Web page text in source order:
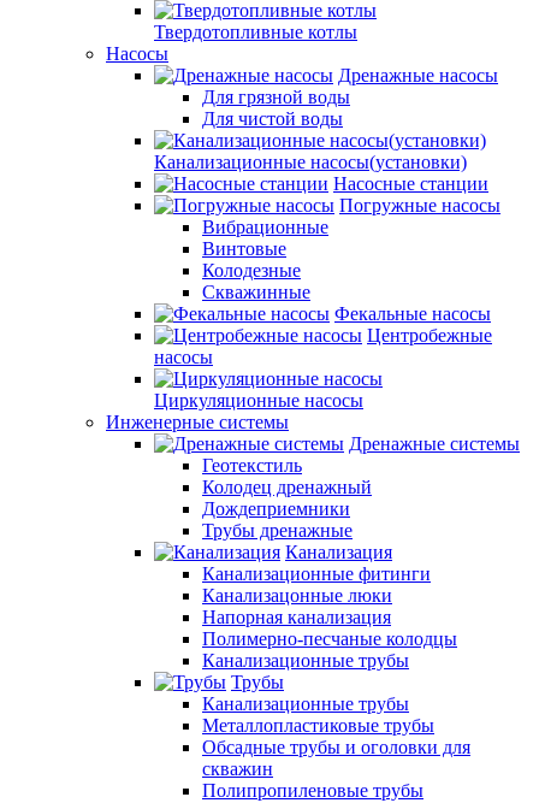
Твердотопливные котлы
Насосы
Дренажные насосы
Для грязной воды
Для чистой воды
Канализационные насосы(установки)
Насосные станции
Погружные насосы
Вибрационные
Винтовые
Колодезные
Скважинные
Фекальные насосы
Центробежные
насосы
Циркуляционные насосы
Инженерные системы
Дренажные системы
Геотекстиль
Колодец дренажный
Дождеприемники
Трубы дренажные
Канализация
Канализационные фитинги
Канализацонные люки
Напорная канализация
Полимерно-песчаные колодцы
Канализационные трубы
Трубы
Канализационные трубы
Металлопластиковые трубы
Обсадные трубы и оголовки для
скважин
Полипропиленовые трубы